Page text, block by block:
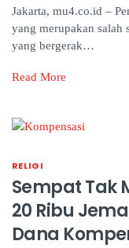
Jakarta, mu4.co.id –
yang merupakan salah
yang bergerak…
Read More
RELIGI
Sempat Tak
20 Ribu
Dana